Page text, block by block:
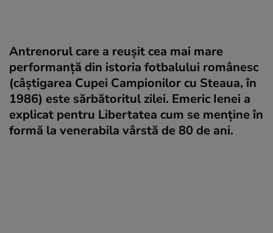
Antrenorul care a reușit cea mai mare
performanță din istoria fotbalului românesc
(câștigarea Cupei Campionilor cu Steaua, în
1986) este sărbătoritul zilei. Emeric Ienei a
explicat pentru Libertatea cum se menține în
formă la venerabila vârstă de 80 de ani.